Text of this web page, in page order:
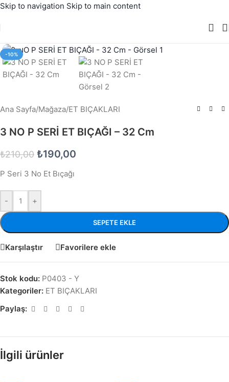
Skip to navigation Skip to main content
-10%
Ana Sayfa/Mağaza/ET BIÇAKLARI
3 NO P SERİ ET BIÇAĞI – 32 Cm
₺210,00 ₺190,00
P Seri 3 No Et Bıçağı
- +
SEPETE EKLE
Karşılaştır Favorilere ekle
Stok kodu: P0403 - Y
Kategoriler: ET BIÇAKLARI
Paylaş:
İlgili ürünler